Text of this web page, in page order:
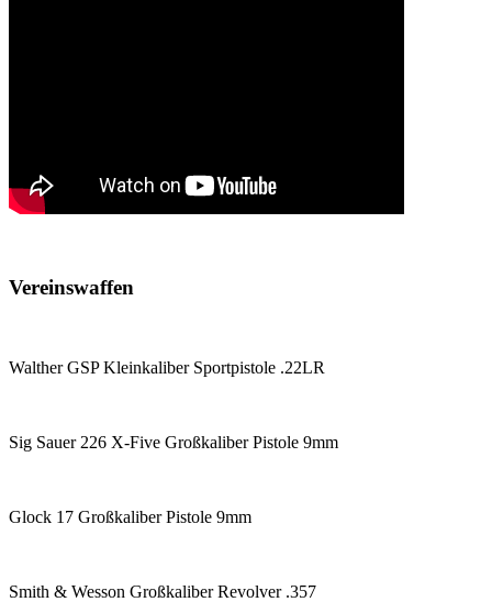
Vereinswaffen
Walther GSP Kleinkaliber Sportpistole .22LR
Sig Sauer 226 X-Five Großkaliber Pistole 9mm
Glock 17 Großkaliber Pistole 9mm
Smith & Wesson Großkaliber Revolver .357